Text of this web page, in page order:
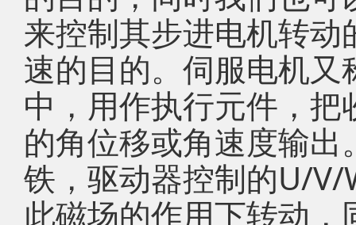
来控制其步进电机转
速的目的。伺服电机
中，用作执行元件，
的角位移或角速度输
铁，驱动器控制的U/
此磁场的作用下转动